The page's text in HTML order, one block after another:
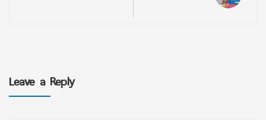
Leave a Reply